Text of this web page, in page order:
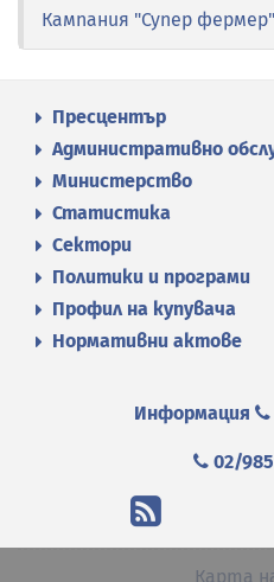
Кампания "Супер фермер"
Пресцентър
Административно
Министерство
Статистика
Сектори
Политики и програми
Профил на купувача
Нормативни актове
Информация
02/
Карта